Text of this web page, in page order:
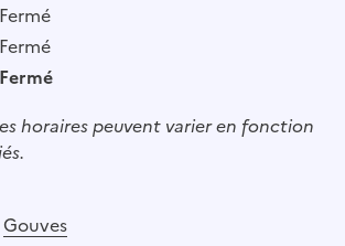
Fermé
Fermé
Fermé
horaires peuvent varier en fonction
Gouves